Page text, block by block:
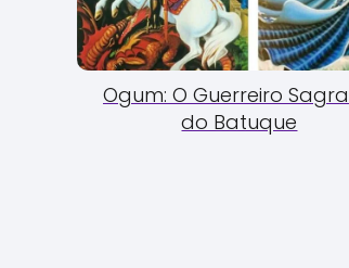
Ogum: O Guerreiro
do Batuque